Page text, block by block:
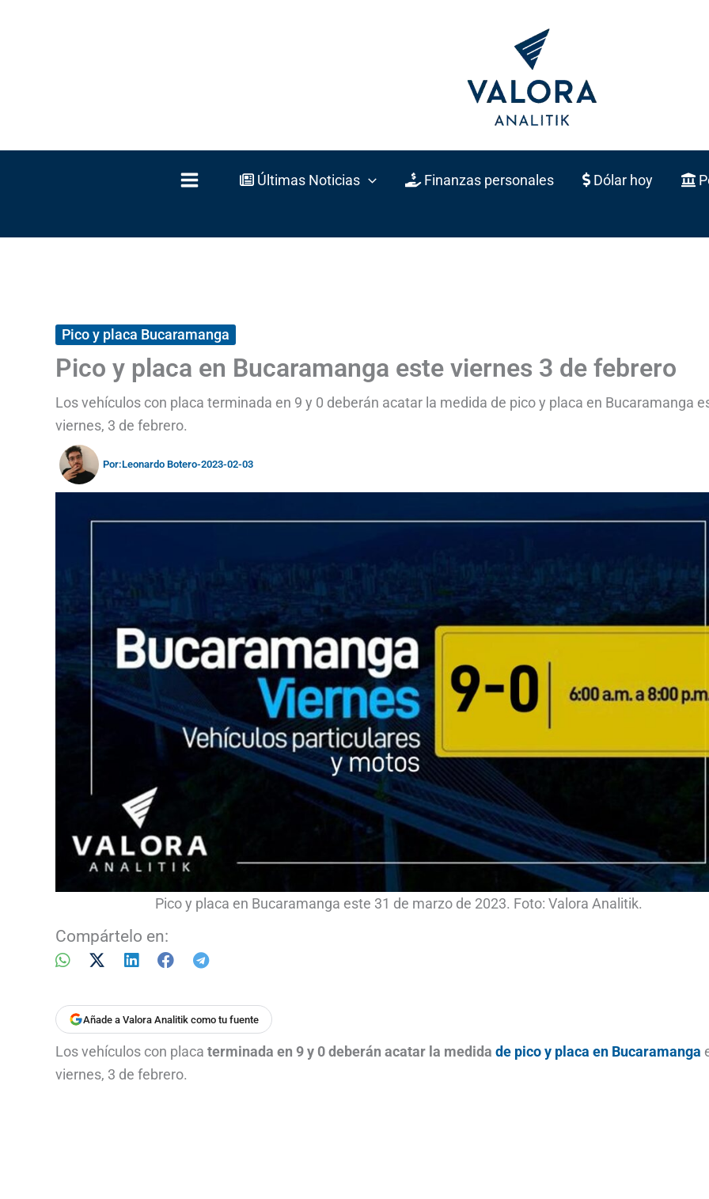
Últimas Noticias Finanzas personales Dólar hoy
Pico y placa Bucaramanga
Pico y placa en Bucaramanga este viernes 3 de febrero
Los vehículos con placa terminada en 9 y 0 deberán acatar la medida de pico y placa en Bucaramanga
viernes, 3 de febrero.
Por:Leonardo Botero-2023-02-03
Pico y placa en Bucaramanga este 31 de marzo de 2023. Foto: Valora Analitik.
Compártelo en:
Añade a Valora Analitik como tu fuente
Los vehículos con placa terminada en 9 y 0 deberán acatar la medida de pico y placa en Bucaramanga
viernes, 3 de febrero.